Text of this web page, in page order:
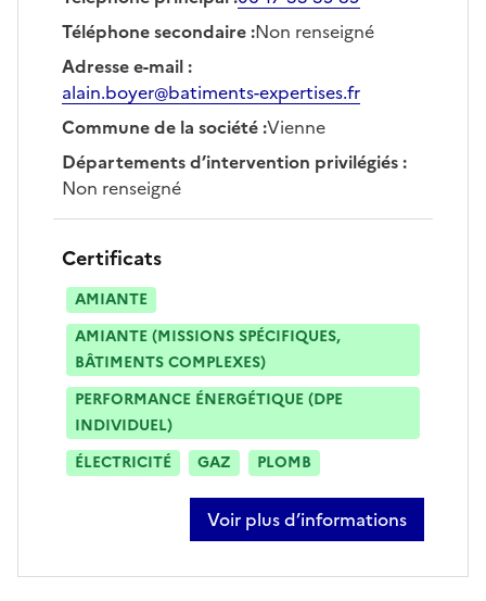
Téléphone secondaire:Non renseigné
Adresse e-mail:
alain.boyer@batiments-expertises.fr
Commune de la société:Vienne
Départements d’intervention privilégiés:
Non renseigné
Certificats
AMIANTE
AMIANTE (MISSIONS SPÉCIFIQUES,
BÂTIMENTS COMPLEXES)
PERFORMANCE ÉNERGÉTIQUE (DPE
INDIVIDUEL)
ÉLECTRICITÉ
GAZ PLOMB
Voir plus d’informations
sur alain boyer